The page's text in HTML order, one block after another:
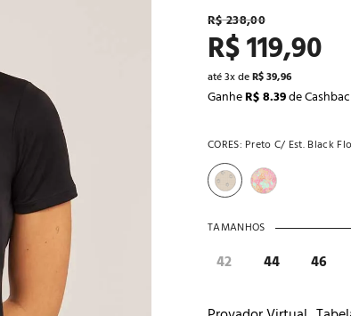
R$238,00
R$119,90
até3x deR$39,96
GanheR$ 8.39de
CORES: Preto C/ Est. Black
TAMANHOS
42 44 46
pantufa
noivas